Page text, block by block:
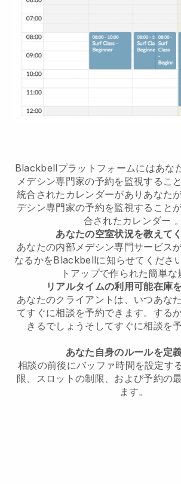
Blackbellプラットフォームにはあな
メデシン専門家の予約を監視するこ
統合されたカレンダーがあり あなた
デシン専門家の予約を監視すること
合されたカレンダー 。
あなたの空室状況を教えて
あなたの内部メデシン専門サービス
なるかをBlackbellに知らせてください
トアップで作られた簡単な
リアルタイムの利用可能在庫
あなたのクライアントは、いつあな
てすぐに相談を予約できます。 する
きるでしょう そしてすぐに相談を
あなた自身のルールを定
相談の前後にバッファ時間を設定す
限、スロットの制限、および予約の
ます。